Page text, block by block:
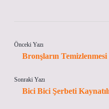
Önceki Yazı
Bronşların
Sonraki Yazı
Bici Bici Şerbeti